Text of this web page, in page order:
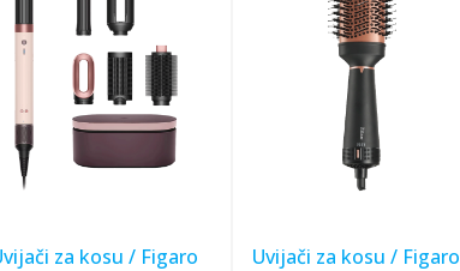
za kosu / Figaro Uvijači za kosu / Figaro